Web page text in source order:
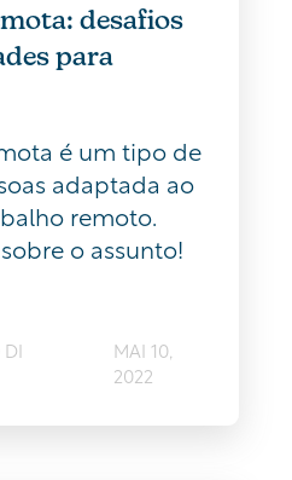
desafios
para
é um tipo de
adaptada ao
remoto.
o assunto!
MAI 10,
2022